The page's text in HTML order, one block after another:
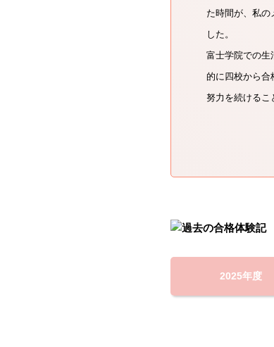
た時間が、私の
した。
富士学院での生
的に四校から合
努力を続けるこ
2025年度